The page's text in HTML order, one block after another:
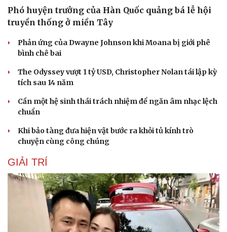
Phó huyện trưởng của Hàn Quốc quảng bá lễ hội
truyền thống ở miền Tây
Phản ứng của Dwayne Johnson khi Moana bị giới phê
bình chê bai
The Odyssey vượt 1 tỷ USD, Christopher Nolan tái lập kỳ
tích sau 14 năm
Cần một hệ sinh thái trách nhiệm để ngăn âm nhạc lệch
chuẩn
Khi bảo tàng đưa hiện vật bước ra khỏi tủ kính trò
chuyện cùng công chúng
GIẢI TRÍ